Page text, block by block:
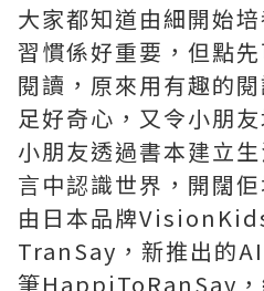
大家都知道由細開始
習慣係好重要，但點
閱讀，原來用有趣的
足好奇心，又令小朋
小朋友透過書本建立
言中認識世界，開闊佢
由日本品牌
TranSay，新推出的
筆HappiToRanSay，